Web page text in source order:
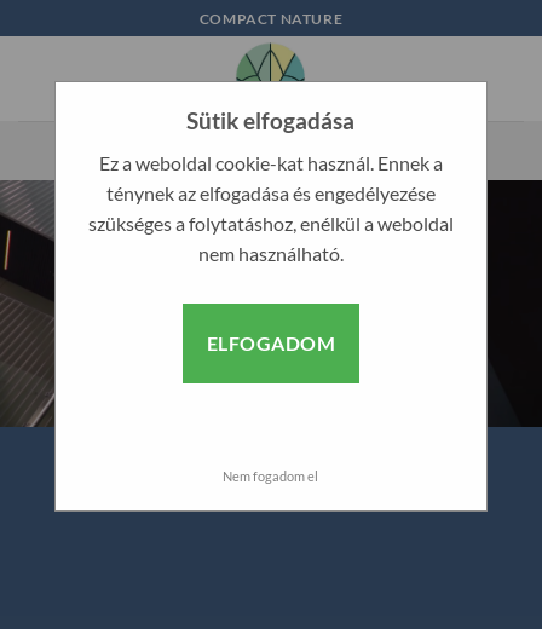
to
COMPACT NATURE
Sütik elfogadása
Ez a weboldal cookie-kat használ. Ennek a
ténynek az elfogadása és engedélyezése
szükséges a folytatáshoz, enélkül a weboldal
nem használható.
ELFOGADOM
Nem fogadom el